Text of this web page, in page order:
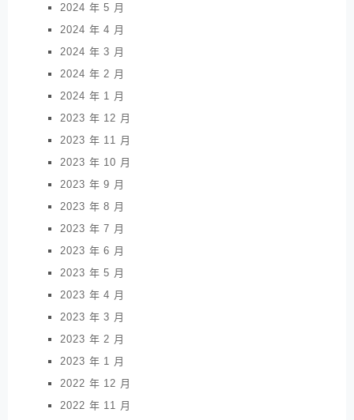
2024 年 5 月
2024 年 4 月
2024 年 3 月
2024 年 2 月
2024 年 1 月
2023 年 12 月
2023 年 11 月
2023 年 10 月
2023 年 9 月
2023 年 8 月
2023 年 7 月
2023 年 6 月
2023 年 5 月
2023 年 4 月
2023 年 3 月
2023 年 2 月
2023 年 1 月
2022 年 12 月
2022 年 11 月